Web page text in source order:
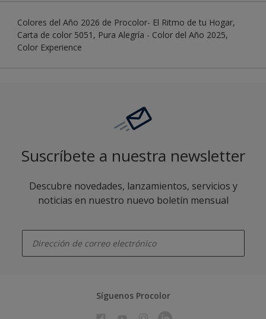
Colores del Año 2026 de Procolor- El Ritmo de tu Hogar,
Carta de color 5051, Pura Alegría - Color del Año 2025,
Color Experience
Suscríbete a nuestra newsletter
Descubre novedades, lanzamientos, servicios y
noticias en nuestro nuevo boletín mensual
Síguenos Procolor